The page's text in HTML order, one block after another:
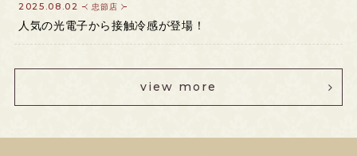
2025.08.02 忠節店
人気の光電子から接触冷感が登場！
view more